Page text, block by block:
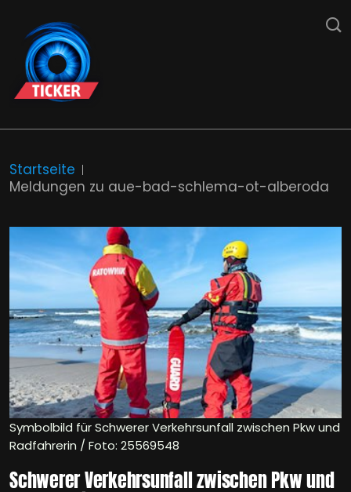
Startseite
Meldungen zu aue-bad-schlema-ot-alberoda
Symbolbild für Schwerer Verkehrsunfall zwischen Pkw und
Radfahrerin / Foto: 25569548
Schwerer Verkehrsunfall zwischen Pkw und